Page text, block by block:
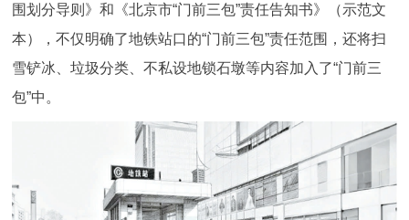
个人服务 法人服务 部门服务
利企服务
阳光政务
围划分导则》和《北京市“门前三包”责任告知书》（示范文
本），不仅明确了地铁站口的“门前三包”责任范围，还将扫
雪铲冰、垃圾分类、不私设地锁石墩等内容加入了“门前三
包”中。